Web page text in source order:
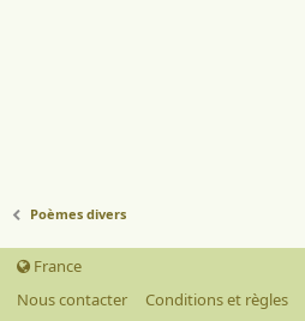
Poèmes divers
France
Nous contacter
Conditions et règles